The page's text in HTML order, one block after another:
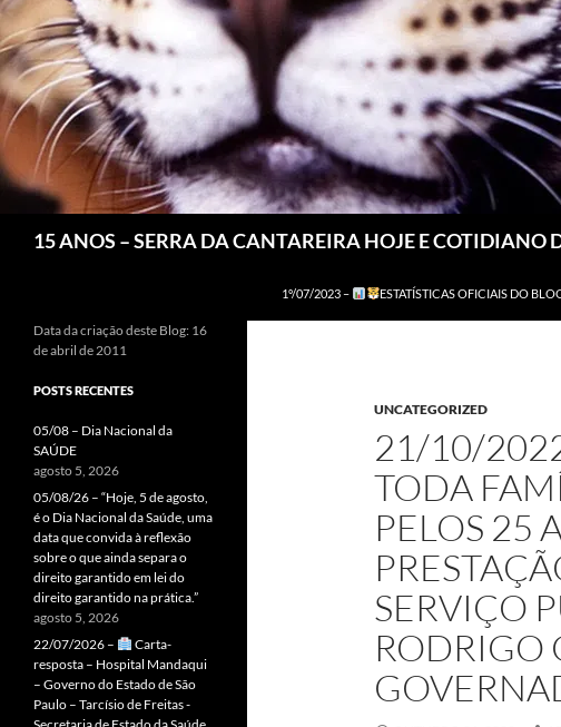
15 ANOS – SERRA DA CANTAREIRA HOJE E COTIDIANO
1º/07/2023 – ESTATÍSTICAS OFICIAIS DO
UNCATEGORIZED
21/10/
TODA
PELOS 25
SERVIÇO
RODRIGO
Data da criação deste Blog: 16
de abril de 2011
POSTS RECENTES
05/08 – Dia Nacional da
SAÚDE
agosto 5, 2026
05/08/26 – “Hoje, 5 de agosto,
é o Dia Nacional da Saúde, uma
data que convida à reflexão
sobre o que ainda separa o
direito garantido em lei do
direito garantido na prática.”
agosto 5, 2026
22/07/2026 –
Carta-
resposta – Hospital Mandaqui
– Governo do Estado de São
Paulo – Tarcísio de Freitas -